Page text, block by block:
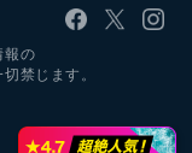
報の
禁じます。